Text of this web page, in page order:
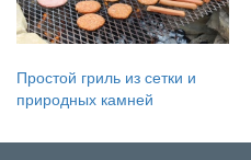
Простой гриль из сетки и
природных камней